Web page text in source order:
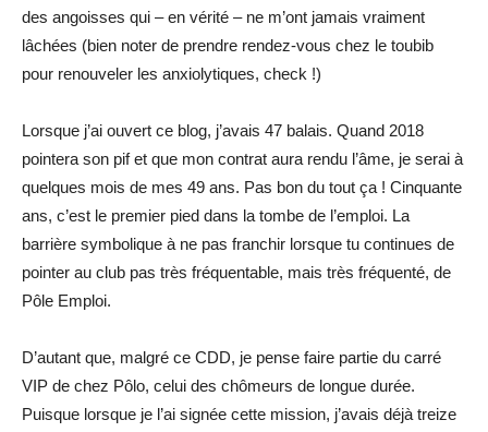
des angoisses qui – en vérité – ne m’ont jamais vraiment
lâchées (bien noter de prendre rendez-vous chez le toubib
pour renouveler les anxiolytiques, check !)
Lorsque j’ai ouvert ce blog, j’avais 47 balais. Quand 2018
pointera son pif et que mon contrat aura rendu l’âme, je serai à
quelques mois de mes 49 ans. Pas bon du tout ça ! Cinquante
ans, c’est le premier pied dans la tombe de l’emploi. La
barrière symbolique à ne pas franchir lorsque tu continues de
pointer au club pas très fréquentable, mais très fréquenté, de
Pôle Emploi.
D’autant que, malgré ce CDD, je pense faire partie du carré
VIP de chez Pôlo, celui des chômeurs de longue durée.
Puisque lorsque je l’ai signée cette mission, j’avais déjà treize